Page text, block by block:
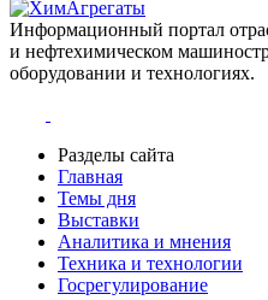
Информационный портал
и нефтехимическом
оборудовании и технологиях.
Разделы сайта
Главная
Темы дня
Выставки
Аналитика и мнения
Техника и технологии
Госрегулирование